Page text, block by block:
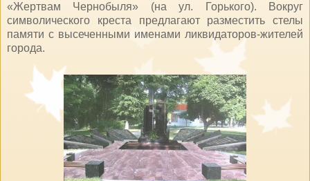
«Жертвам Чернобыля» (на ул. Горького). Вокруг
символического креста предлагают разместить стелы
памяти с высеченными именами ликвидаторов-жителей
города.